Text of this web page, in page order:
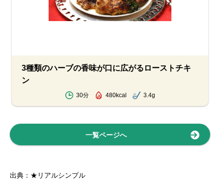
3種類のハーブの香味が口に広がるローストチキ
ン
30分 480kcal 3.4g
一覧ページへ
出典：★リアルシンプル